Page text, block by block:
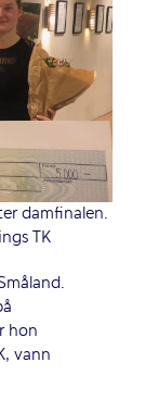
damfinalen.
TK
hon
vann